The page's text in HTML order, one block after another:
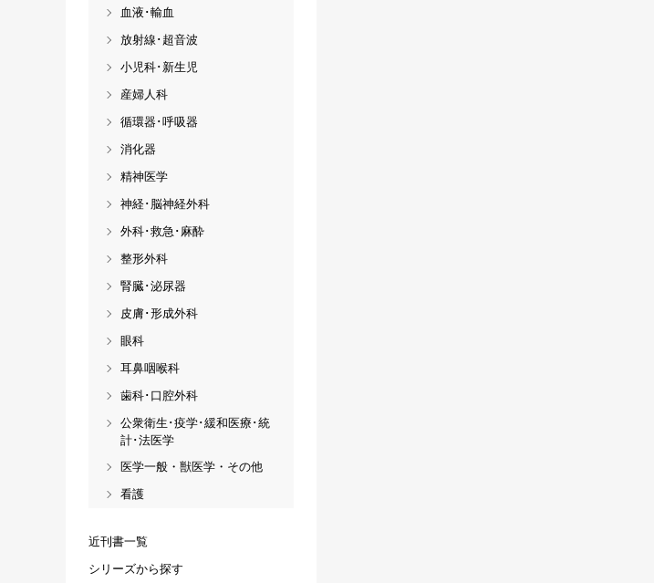
血液･輸血
放射線･超音波
小児科･新生児
産婦人科
循環器･呼吸器
消化器
精神医学
神経･脳神経外科
外科･救急･麻酔
整形外科
腎臓･泌尿器
皮膚･形成外科
眼科
耳鼻咽喉科
歯科･口腔外科
公衆衛生･疫学･緩和医療･統
計･法医学
医学一般・獣医学・その他
看護
近刊書一覧
シリーズから探す